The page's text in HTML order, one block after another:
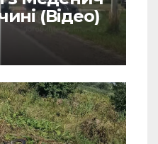
(Відео)